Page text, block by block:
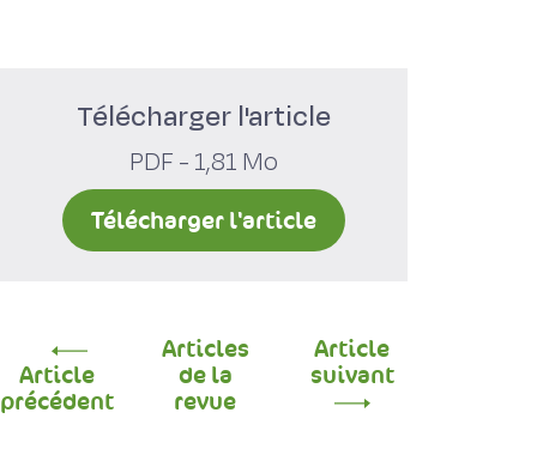
Télécharger l'article
PDF - 1,81 Mo
Télécharger l'article
Article
précédent
Articles
de la
revue
Article
suivant